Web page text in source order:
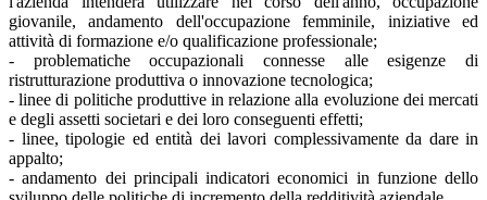
giovanile, andamento dell'occupazione femminile, iniziative ed
attività di formazione e/o qualificazione professionale;
- problematiche occupazionali connesse alle esigenze di
ristrutturazione produttiva o innovazione tecnologica;
- linee di politiche produttive in relazione alla evoluzione dei mercati
e degli assetti societari e dei loro conseguenti effetti;
- linee, tipologie ed entità dei lavori complessivamente da dare in
appalto;
- andamento dei principali indicatori economici in funzione dello